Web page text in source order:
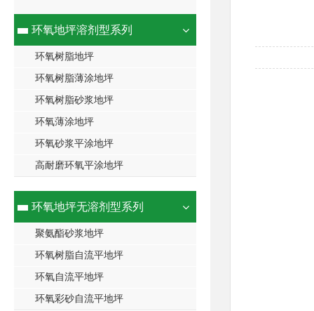
环氧地坪溶剂型系列
环氧树脂地坪
环氧树脂薄涂地坪
环氧树脂砂浆地坪
环氧薄涂地坪
环氧砂浆平涂地坪
高耐磨环氧平涂地坪
环氧地坪无溶剂型系列
聚氨酯砂浆地坪
环氧树脂自流平地坪
环氧自流平地坪
环氧彩砂自流平地坪